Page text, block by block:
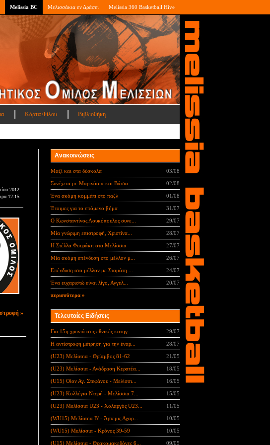
Melissia BC Μελισσάκια εν Δράσει Melissia 360 Basketball Hive
Κάρτα Φίλου Βιβλιοθήκη
2012
12:15
»
Ανακοινώσεις
Μαζί και στα δύσκολα 03/08
Συνέχεια με Μαρινάσια και Βάσια 02/08
Ένα ακόμη κομμάτι στο παζλ 01/08
Έτοιμες για το επόμενο βήμα 31/07
Ο Κωνσταντίνος Λουκόπουλος συνε... 29/07
Μία γνώριμη επιστροφή, Χριστίνα... 28/07
Η Στέλλα Φουράκη στα Μελίσσια 27/07
Μία ακόμη επένδυση στο μέλλον μ... 26/07
Επένδυση στο μέλλον με Σταμάτη ... 24/07
Ένα ευχαριστώ είναι λίγο, Αγγελ... 20/07
περισσότερα »
Τελευταίες Ειδήσεις
Για 15η χρονιά στις εθνικές κατηγ... 29/07
Η αντίστροφη μέτρηση για την έναρ... 28/07
(U23) Μελίσσια - Θρίαμβος 81-62 21/05
(U23) Μελίσσια - Ανάδραση Κερατέα... 18/05
(U15) Οίον Αγ. Στεφάνου - Μελίσσι... 16/05
(U23) Κολλέγιο Ντερή - Μελίσσια 7... 15/05
(U23) Μελίσσια U23 - Χολαργός U23... 11/05
(WU15) Μελίσσια B' - Άρτεμις Αχαρ... 10/05
(WU15) Μελίσσια - Κρόνος 39-59 10/05
(U15) Μελίσσια - Θρακομακεδόνες 6... 09/05